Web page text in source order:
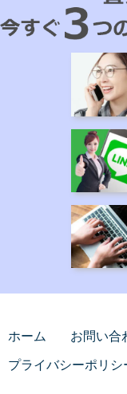
ホーム お問い合
プライバシーポリシ